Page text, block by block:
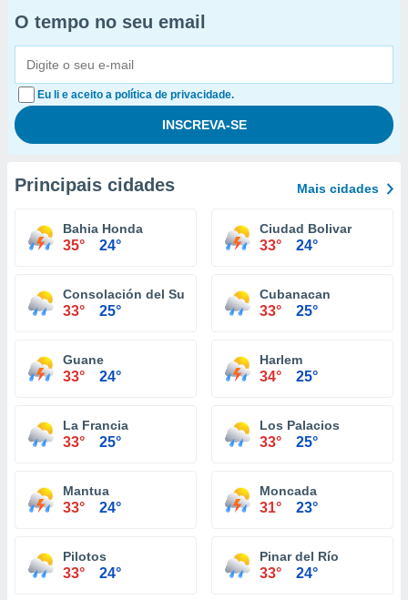
O tempo no seu email
Eu li e aceito a política de privacidade.
Principais cidades Mais cidades
Bahia Honda
35° 24°
Ciudad Bolivar
33° 24°
Consolación del Sur
33° 25°
Cubanacan
33° 25°
Guane
33° 24°
Harlem
34° 25°
La Francia
33° 25°
Los Palacios
33° 25°
Mantua
33° 24°
Moncada
31° 23°
Pilotos
33° 24°
Pinar del Río
33° 24°